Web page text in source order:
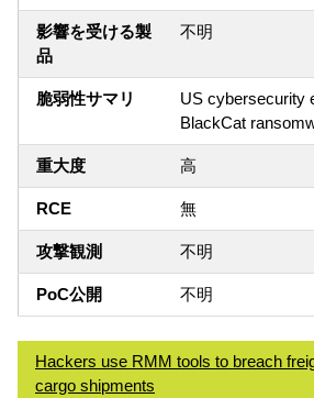
影響を受ける製
品
不明
脆弱性サマリ
US cybersecurity
BlackCat
重大度 高
RCE 無
攻撃観測 不明
PoC公開 不明
Hackers use RMM tools to breach
cargo shipments